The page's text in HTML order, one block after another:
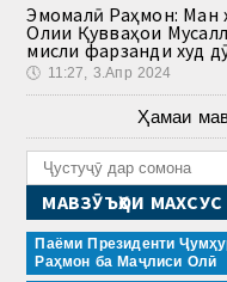
Эмомалӣ Раҳмон: Ман
Олии Қувваҳои
мисли фарзанди худ
🕔 11:27, 3.Апр 2024
Ҳамаи
МАВЗӮЪҲОИ МАХСУС
Паёми Президенти
Раҳмон ба Маҷлиси Олӣ